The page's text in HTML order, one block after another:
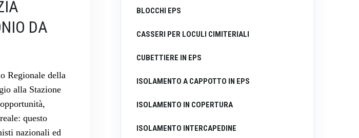
DA
Regionale della
alla Stazione
questo
nazionali ed
BLOCCHI EPS
CASSERI PER LOCULI CIMITERIALI
CUBETTIERE IN EPS
ISOLAMENTO A CAPPOTTO IN EPS
ISOLAMENTO IN COPERTURA
ISOLAMENTO INTERCAPEDINE